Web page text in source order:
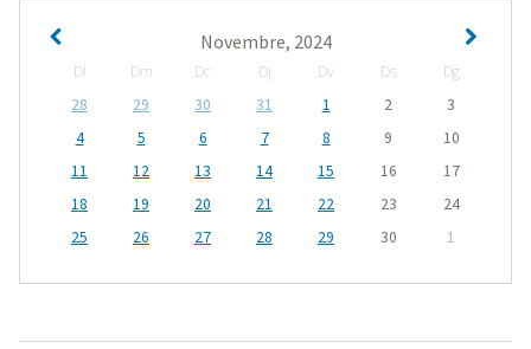
Novembre, 2024
Dl Dm Dc Dj Dv Ds
Dg
28
29 30 31 1 2
3
4
5 6 7 8 9
10
11
12 13 14 15 16
17
18
19 20 21 22 23
24
25
26 27 28 29 30 1